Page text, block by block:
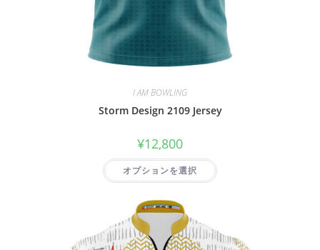
I AM BOWLING
Storm Design 2109 Jersey
¥12,800
オプションを選択